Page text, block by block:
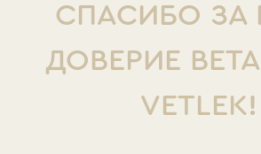
СПАСИБО ЗА
ДОВЕРИЕ
VETLEK!